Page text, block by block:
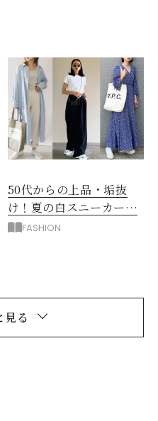
50代からの上品・垢抜
け！夏の白スニーカーコ
ーデ術【前編】
FASHION
見る